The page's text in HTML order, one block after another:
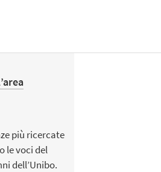
più ricercate
le voci del
dell’Unibo.